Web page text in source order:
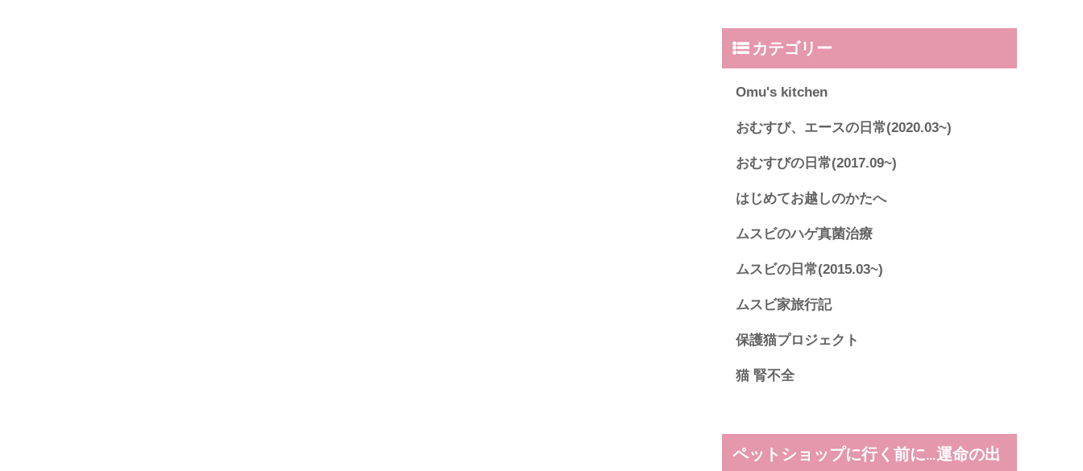
カテゴリー
Omu's kitchen
おむすび、エースの日常(2020.03~)
おむすびの日常(2017.09~)
はじめてお越しのかたへ
ムスビのハゲ真菌治療
ムスビの日常(2015.03~)
ムスビ家旅行記
保護猫プロジェクト
猫 腎不全
ペットショップに行く前に…運命の出